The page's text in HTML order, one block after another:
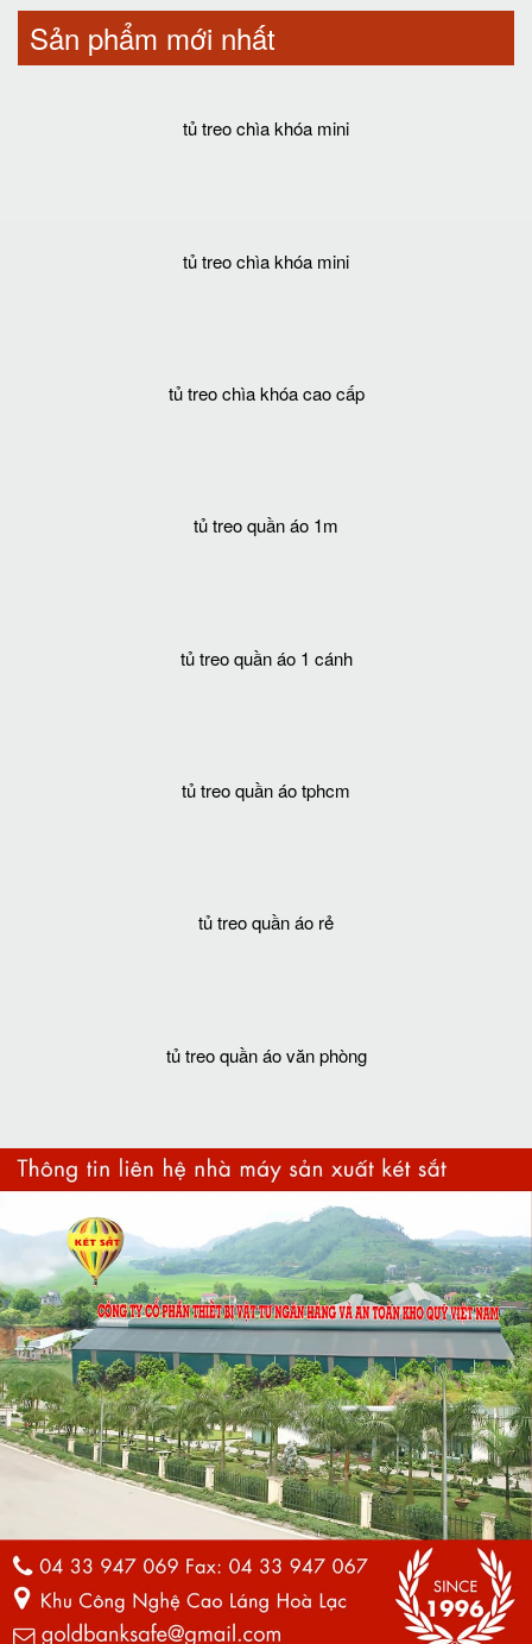
Sản phẩm mới nhất
tủ treo chìa khóa mini
tủ treo chìa khóa mini
tủ treo chìa khóa cao cấp
tủ treo quần áo 1m
tủ treo quần áo 1 cánh
tủ treo quần áo tphcm
tủ treo quần áo rẻ
tủ treo quần áo văn phòng